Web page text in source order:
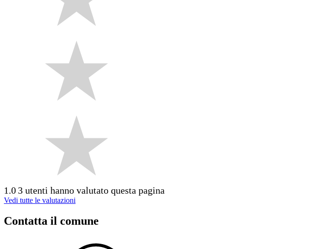
1.0 3 utenti hanno valutato questa pagina
Vedi tutte le valutazioni
Contatta il comune